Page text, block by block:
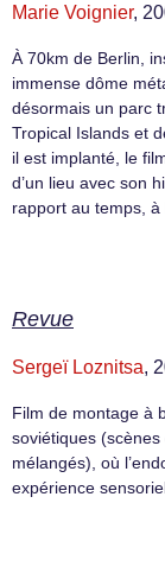
Marie Voignier,
À 70km de Berlin,
immense dôme
désormais un parc
Tropical Islands et
il est implanté, le
d’un lieu avec son
rapport au temps, à
Revue
Sergeï Loznitsa,
Film de montage à
soviétiques
mélangés), où
expérience